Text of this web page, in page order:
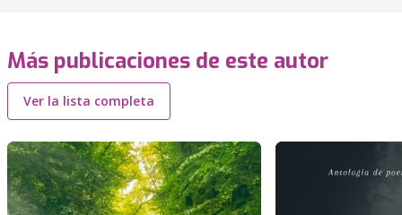
Más publicaciones de este autor
Ver la lista completa